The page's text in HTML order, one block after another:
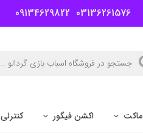
03136261576
09134629822
ماکت اکشن فیگور کنترلی